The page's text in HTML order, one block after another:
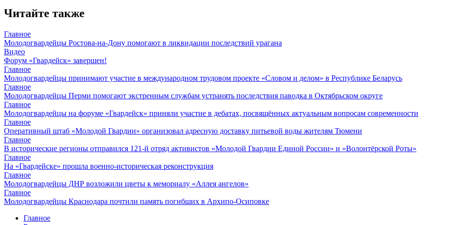
Читайте также
Главное
Молодогвардейцы Ростова-на-Дону помогают в ликвидации последствий урагана
Видео
Форум «Гвардейск» завершен!
Главное
Молодогвардейцы принимают участие в международном трудовом проекте «Словом и делом» в Республике Беларусь
Главное
Молодогвардейцы Перми помогают экстренным службам устранять последствия паводка в Октябрьском округе
Главное
Молодогвардейцы на форуме «Гвардейск» приняли участие в дебатах, посвящённых актуальным вопросам современности
Главное
Оперативный штаб «Молодой Гвардии» организовал адресную доставку питьевой воды жителям Тюмени
Главное
В исторические регионы отправился 121-й отряд активистов «Молодой Гвардии Единой России» и «Волонтёрской Роты»
Главное
На «Гвардейске» прошла военно-историческая реконструкция
Главное
Молодогвардейцы ДНР возложили цветы к мемориалу «Аллея ангелов»
Главное
Молодогвардейцы Краснодара почтили память погибших в Архипо-Осиповке
Главное